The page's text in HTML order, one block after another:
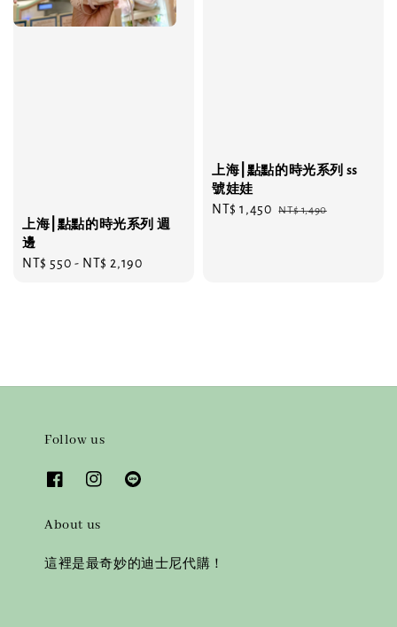
上海⎮點點的時光系列 週
邊
Regular
NT$ 550 - NT$ 2,190
上海⎮點點的時光系列 ss
號娃娃
Sale
NT$ 1,450 Regular
NT$ 1,490
Follow us
About us
這裡是最奇妙的迪士尼代購！